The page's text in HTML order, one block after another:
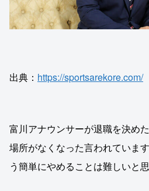
出典： https://sportsarekore.com/
富川アナウンサーが退職を決め
場所がなくなった言われていま
う簡単にやめることは難しいと思